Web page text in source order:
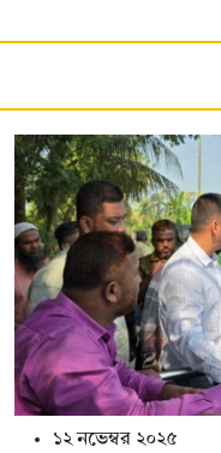
১২ নভেম্বর ২০২৫